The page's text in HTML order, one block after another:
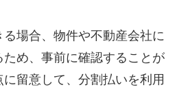
場合、物件や不動産会社に
ため、事前に確認することが
留意して、分割払いを利用